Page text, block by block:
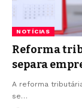
NOTÍCIAS
Reforma
separa
A reforma
se…